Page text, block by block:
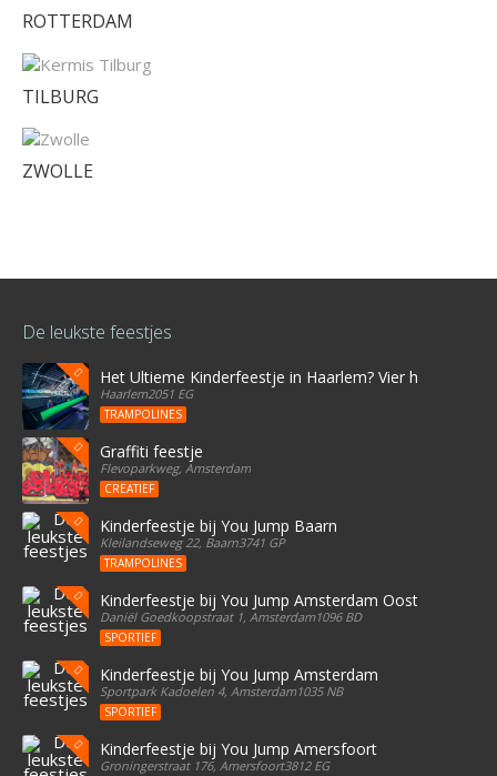
ROTTERDAM
TILBURG
ZWOLLE
De leukste feestjes
Het Ultieme Kinderfeestje in Haarlem? Vier het bij
Haarlem2051 EG
TRAMPOLINES
Graffiti feestje
Flevoparkweg, Amsterdam
CREATIEF
Kinderfeestje bij You Jump Baarn
Kleilandseweg 22, Baarn3741 GP
TRAMPOLINES
Kinderfeestje bij You Jump Amsterdam Oost
Daniël Goedkoopstraat 1, Amsterdam1096 BD
SPORTIEF
Kinderfeestje bij You Jump Amsterdam
Sportpark Kadoelen 4, Amsterdam1035 NB
SPORTIEF
Kinderfeestje bij You Jump Amersfoort
Groningerstraat 176, Amersfoort3812 EG